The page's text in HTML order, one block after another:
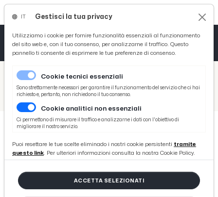
/ Picenotime
/ Serie B
Vicenza-Crotone 0-0, Giacomelli sbaglia ed i calabresi resistono in dieci
Vicenza-Crotone 0-0, Giacomelli
sbaglia ed i calabresi resistono in
dieci
Gestisci la tua privacy
Utilizziamo i cookie per fornire funzionalità essenziali al funzionamento
del sito web e, con il tuo consenso, per analizzarne il traffico. Questo
pannello ti consente di esprimere le tue preferenze di consenso.
Cookie tecnici essenziali
Sono strettamente necessari per garantire il funzionamento del servizio che ci hai
richiesto e, pertanto, non richiedono il tuo consenso.
Cookie analitici non essenziali
Ci permettono di misurare il traffico e analizzarne i dati con l'obiettivo di
migliorare il nostro servizio.
Puoi resettare le tue scelte eliminado i nostri cookie persistenti tramite
questo link. Per ulteriori informazioni consulta la nostra Cookie Policy.
ACCETTA SELEZIONATI
Tutto News
Tutto Sport
Basket
Ciclismo
Tutto Curiosità